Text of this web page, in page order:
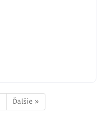
Ďalšie »